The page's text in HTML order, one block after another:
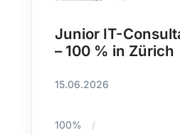
Junior IT-
– 100 % in Zürich
15.06.2026
100%